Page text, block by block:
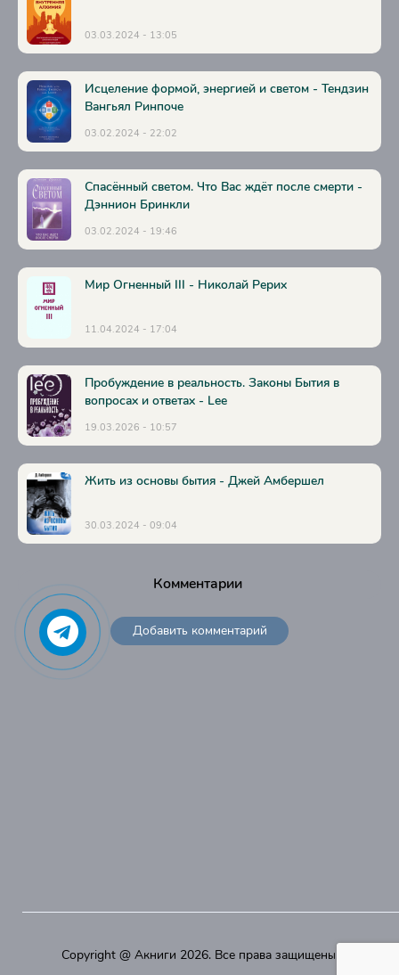
28
29
30
31
32
33
03.03.2024 - 13:05
Исцеление формой, энергией и светом - Тендзин
Вангьял Ринпоче
03.02.2024 - 22:02
Спасённый светом. Что Вас ждёт после смерти -
Дэннион Бринкли
03.02.2024 - 19:46
Мир Огненный III - Николай Рерих
11.04.2024 - 17:04
Пробуждение в реальность. Законы Бытия в
вопросах и ответах - Lee
19.03.2026 - 10:57
Жить из основы бытия - Джей Амбершел
30.03.2024 - 09:04
Комментарии
Добавить комментарий
Copyright @ Акниги 2026. Все права защищены.